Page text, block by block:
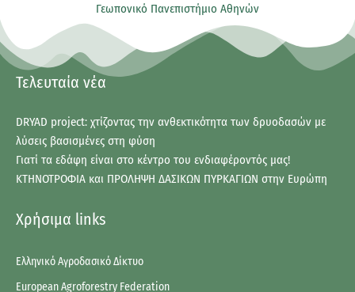
Γεωπονικό Πανεπιστήμιο Αθηνών
Τελευταία νέα
DRYAD project: χτίζοντας την ανθεκτικότητα των δρυοδασών με
λύσεις βασισμένες στη φύση
Γιατί τα εδάφη είναι στο κέντρο του ενδιαφέροντός μας!
ΚΤΗΝΟΤΡΟΦΙΑ και ΠΡΟΛΗΨΗ ΔΑΣΙΚΩΝ ΠΥΡΚΑΓΙΩΝ στην Ευρώπη
Χρήσιμα links
Ελληνικό Αγροδασικό Δίκτυο
European Agroforestry Federation